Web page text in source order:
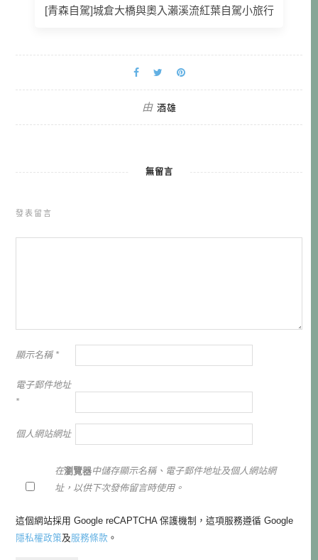
[青森自駕]城倉大橋與奧入瀨溪流紅葉自駕小旅行
由 酒雄
無留言
發表留言
顯示名稱 *
電子郵件地址
*
個人網站網址
在瀏覽器中儲存顯示名稱、電子郵件地址及個人網站網
址，以供下次發佈留言時使用。
這個網站採用 Google reCAPTCHA 保護機制，這項服務遵循 Google
隱私權政策及服務條款 。